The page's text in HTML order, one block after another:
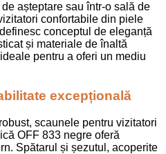
așteptare sau într-o sală de
confortabile din piele
conceptul de eleganță
și materiale de înaltă
pentru a oferi un mediu
excepțională
scaunele pentru vizitatori
OFF 833 negre oferă
Spătarul și șezutul, acoperite